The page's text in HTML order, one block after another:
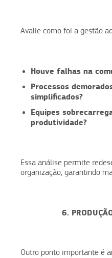
Avalie como foi a gestão
Houve falhas na
Processos
simplificados?
Equipes
produtividade?
Essa análise permite
organização, garantindo
6.
Outro ponto importante é